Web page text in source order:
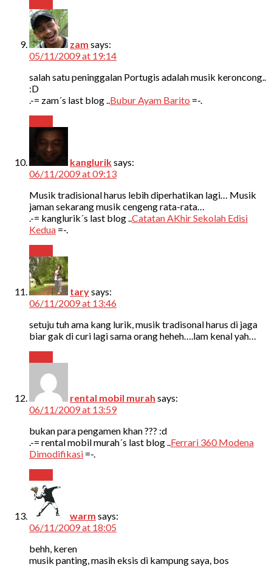
zam says:
05/11/2009 at 19:14
salah satu peninggalan Portugis adalah musik keroncong..
:D
.-= zam´s last blog ..Bubur Ayam Barito =-.
kangluriksays:
06/11/2009 at 09:13
Musik tradisional harus lebih diperhatikan lagi… Musik
jaman sekarang musik cengeng rata-rata…
.-= kanglurik´s last blog ..Catatan AKhir Sekolah Edisi
Kedua =-.
tarysays:
06/11/2009 at 13:46
setuju tuh ama kang lurik, musik tradisonal harus di jaga
biar gak di curi lagi sama orang heheh….lam kenal yah…
rental mobil murah says:
06/11/2009 at 13:59
bukan para pengamen khan ??? :d
.-= rental mobil murah´s last blog ..Ferrari 360 Modena
Dimodifikasi =-.
warm says:
06/11/2009 at 18:05
behh, keren
musik panting, masih eksis di kampung saya, bos